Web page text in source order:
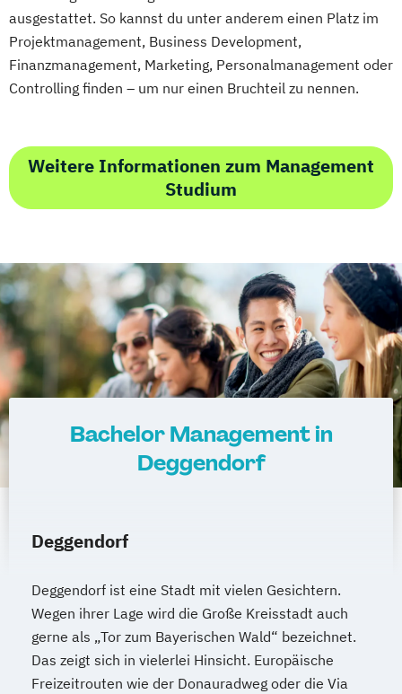
ausgestattet. So kannst du unter anderem einen Platz im
Projektmanagement, Business Development,
Finanzmanagement, Marketing, Personalmanagement oder
Controlling finden – um nur einen Bruchteil zu nennen.
Weitere Informationen zum Management
Studium
Bachelor Management in
Deggendorf
Deggendorf
Deggendorf ist eine Stadt mit vielen Gesichtern.
Wegen ihrer Lage wird die Große Kreisstadt auch
gerne als „Tor zum Bayerischen Wald“ bezeichnet.
Das zeigt sich in vielerlei Hinsicht. Europäische
Freizeitrouten wie der Donauradweg oder die Via